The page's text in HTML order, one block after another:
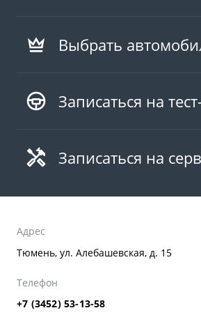
Выбрать
Записаться на
Записаться на
Адрес
Тюмень, ул. Алебашевская, д. 15
Телефон
+7 (3452) 53-13-58